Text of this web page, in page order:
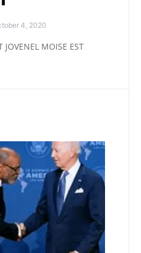
4, 2020
JOVENEL MOISE EST